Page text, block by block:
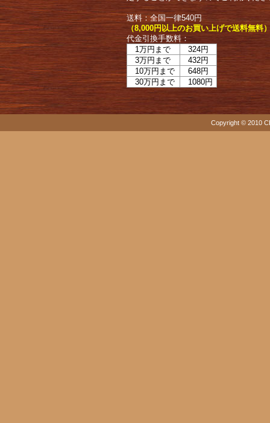
送料：全国一律540円
（8,000円以上のお買い上げで送料無料
代金引換手数料：
1万円まで
324円
3万円まで
432円
10万円まで
648円
30万円まで
1080円
Copyright © 2010